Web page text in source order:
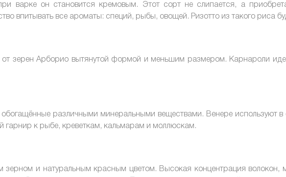
варке он становится кремовым. Этот сорт не слипается, а
впитывать все ароматы: специй, рыбы, овощей. Ризотто из такого риса
зерен Арборио вытянутой формой и меньшим размером. Карнароли
различными минеральными веществами. Венере используют
гарнир к рыбе, креветкам, кальмарам и моллюскам.
зерном и натуральным красным цветом. Высокая концентрация волокон,